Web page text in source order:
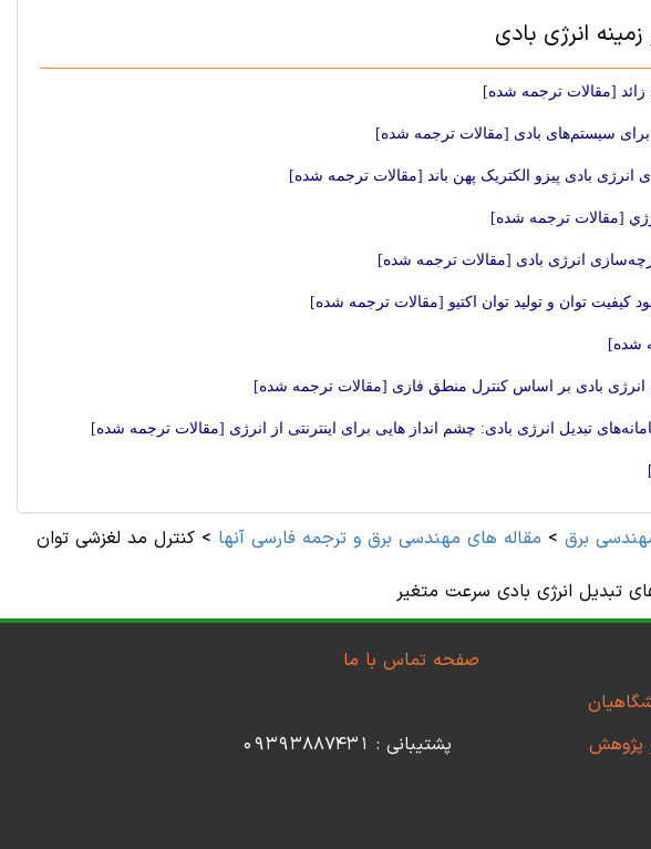
انرژی بادی
زائد [مقالات ترجمه شده]
برای سیستم‌های بادی [مقالات ترجمه شده]
بادی پیزو الکتریک پهن باند [مقالات ترجمه شده]
[مقالات ترجمه شده]
انرژی بادی [مقالات ترجمه شده]
شده]
انرژی بادی بر اساس کنترل منطق فازی [مقالات ترجمه شده]
تبدیل انرژی بادی: چشم انداز هایی برای اینترنتی از انرژی [مقالات ترجمه شده]
برق > مقاله های مهندسی برق و ترجمه فارسی آنها >کنترل مد لغزشی توان
تبدیل انرژی بادی سرعت متغیر
پژوهش
صفحه تماس با ما
پشتیبانی : 09393887431